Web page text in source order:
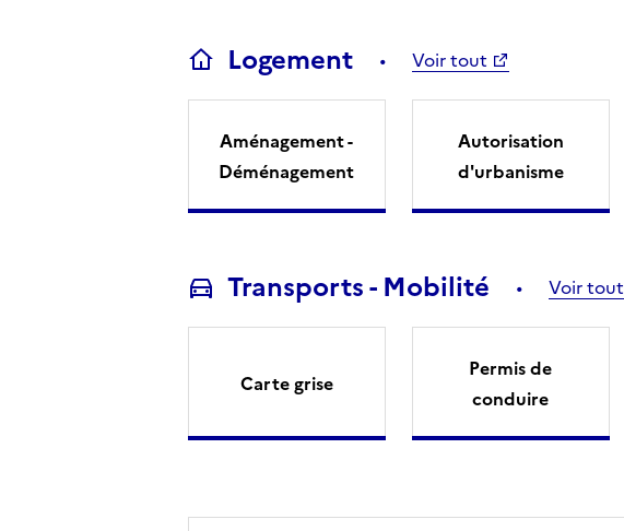
Logement Voir tout
Aménagement -
Déménagement
Autorisation
d'urbanisme
Transports - Mobilité Voir tout
Carte grise
Permis de
conduire